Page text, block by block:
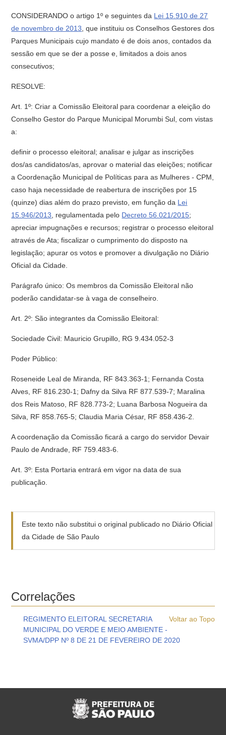
CONSIDERANDO o artigo 1º e seguintes da Lei 15.910 de 27
de novembro de 2013 , que instituiu os Conselhos Gestores dos
Parques Municipais cujo mandato é de dois anos, contados da
sessão em que se der a posse e, limitados a dois anos
consecutivos;
RESOLVE:
Art. 1º: Criar a Comissão Eleitoral para coordenar a eleição do
Conselho Gestor do Parque Municipal Morumbi Sul, com vistas
a:
definir o processo eleitoral; analisar e julgar as inscrições
dos/as candidatos/as, aprovar o material das eleições; notificar
a Coordenação Municipal de Políticas para as Mulheres - CPM,
caso haja necessidade de reabertura de inscrições por 15
(quinze) dias além do prazo previsto, em função da Lei
15.946/2013 , regulamentada pelo Decreto 56.021/2015;
apreciar impugnações e recursos; registrar o processo eleitoral
através de Ata; fiscalizar o cumprimento do disposto na
legislação; apurar os votos e promover a divulgação no Diário
Oficial da Cidade.
Parágrafo único: Os membros da Comissão Eleitoral não
poderão candidatar-se à vaga de conselheiro.
Art. 2º: São integrantes da Comissão Eleitoral:
Sociedade Civil: Mauricio Grupillo, RG 9.434.052-3
Poder Público:
Roseneide Leal de Miranda, RF 843.363-1; Fernanda Costa
Alves, RF 816.230-1; Dafny da Silva RF 877.539-7; Maralina
dos Reis Matoso, RF 828.773-2; Luana Barbosa Nogueira da
Silva, RF 858.765-5; Claudia Maria César, RF 858.436-2.
A coordenação da Comissão ficará a cargo do servidor Devair
Paulo de Andrade, RF 759.483-6.
Art. 3º: Esta Portaria entrará em vigor na data de sua
publicação.
Este texto não substitui o original publicado no Diário Oficial
da Cidade de São Paulo
Correlações
Voltar ao Topo
REGIMENTO ELEITORAL SECRETARIA
MUNICIPAL DO VERDE E MEIO AMBIENTE -
SVMA/DPP Nº 8 DE 21 DE FEVEREIRO DE 2020